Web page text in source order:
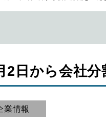
2日から会社
業情報